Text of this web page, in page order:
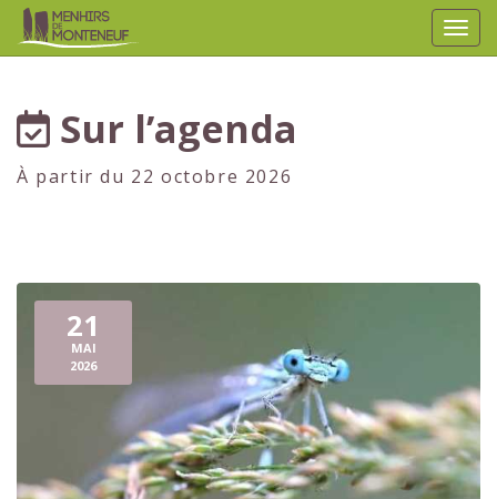
Sur l’agenda
À partir du 22 octobre 2026
21
MAI
2026